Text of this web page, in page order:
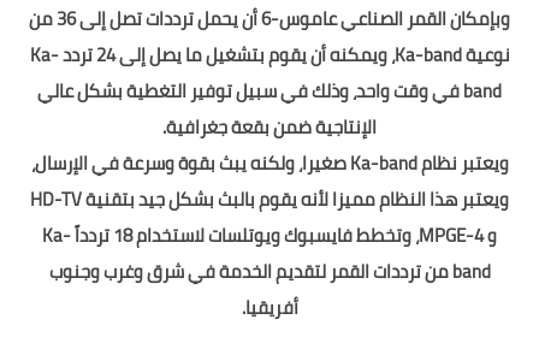
وبإمكان القمر الصناعي عاموس-6 أن يحمل ترددات تصل إلى 36 من
نوعية Ka-band، ويمكنه أن يقوم بتشغيل ما يصل إلى 24 تردد Ka-
band في وقت واحد، وذلك في سبيل توفير التغطية بشكل عالي
الإنتاجية ضمن بقعة جغرافية.
ويعتبر نظام Ka-band صغيرا، ولكنه يبث بقوة وسرعة في الإرسال،
ويعتبر هذا النظام مميزا لأنه يقوم بالبث بشكل جيد بتقنية HD-TV
و MPGE-4، وتخطط فايسبوك ويوتلسات لاستخدام 18 تردداً Ka-
band من ترددات القمر لتقديم الخدمة في شرق وغرب وجنوب
أفريقيا.